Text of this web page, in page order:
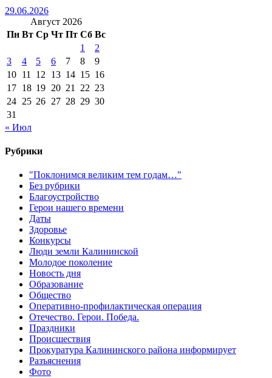
29.06.2026
Август 2026
Пн Вт Ср Чт Пт Сб Вс
1
2
3
4 5 6 7 8
9
10 11 12 13 14 15 16
17 18 19 20 21 22 23
24 25 26 27 28 29 30
31
« Июл
Рубрики
"Поклонимся великим тем годам…"
Без рубрики
Благоустройство
Герои нашего времени
Даты
Здоровье
Конкурсы
Люди земли Калининской
Молодое поколение
Новость дня
Образование
Общество
Оперативно-профилактическая операция
Отечество. Герои. Победа.
Праздники
Происшествия
Прокуратура Калининского района информирует
Разъяснения
Фото